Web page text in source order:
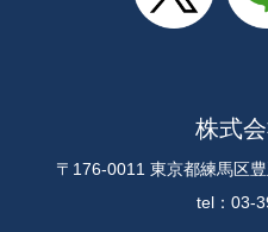
株式
〒176-0011 東京都練馬区
tel：03-